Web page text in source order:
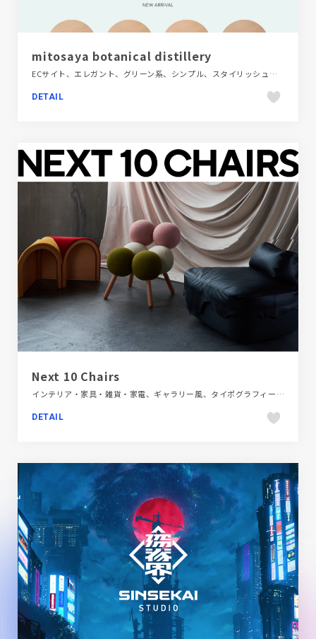
mitosaya botanical distillery
ECサイト、エレガント、グリーン系、シンプル、スタイリッシュ、ナチュラル、フラットデザイン、ブランド・サービスサイト、ブルー系、ポップ、商品紹介、商業施設・レジャー、大きめ写真、施設・店舗サイト、第一次産業・SDGs・地方創生、飲料・食品
DETAIL
Next 10 Chairs
インテリア・家具・雑貨・家電、ギャラリー風、タイポグラフィー、ブラック系 、ブランド・サービスサイト、ホワイト系、大きめ写真
DETAIL